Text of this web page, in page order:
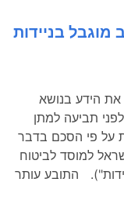
בניידות
הידע בנושא
תביעה למתן
על פי הסכם בדבר
למוסד לביטוח